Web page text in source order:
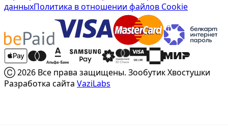
данныхПолитика в отношении файлов Cookie
Ⓒ 2026 Все права защищены. Зообутик Хвостушки
Разработка сайта VaziLabs